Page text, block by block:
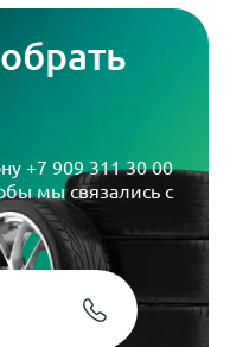
+7 909 311 30 00
мы связались с